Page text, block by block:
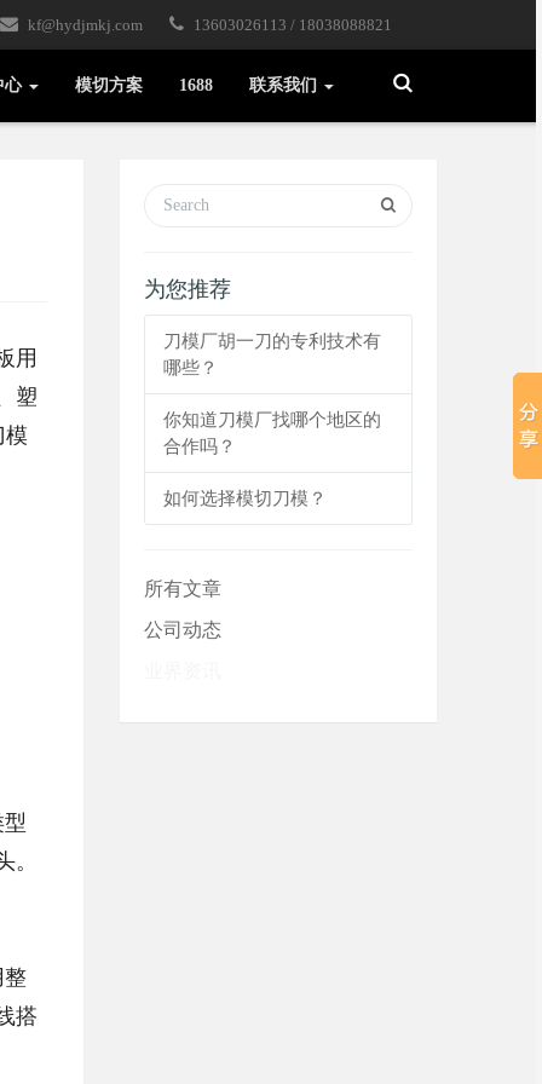
kf@hydjmkj.com 13603026113 / 18038088821
Toggle
Search
心 模切方案 1688 联系我们
用
塑
模
整
搭
为您推荐
刀模厂胡一刀的专利技术有
哪些？
你知道刀模厂找哪个地区的
合作吗？
如何选择模切刀模？
所有文章
公司动态